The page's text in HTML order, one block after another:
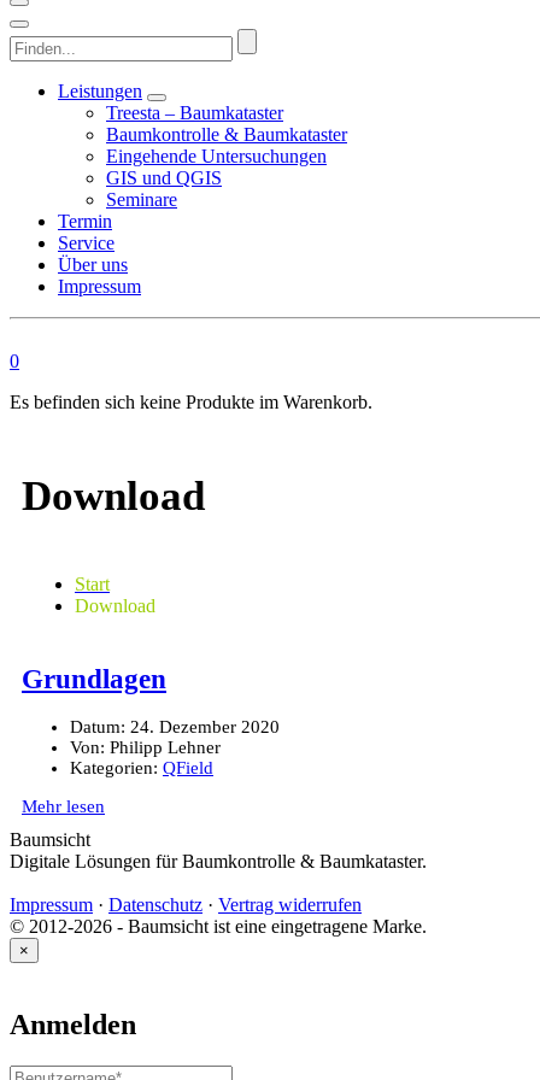
Finden...
Leistungen
Treesta – Baumkataster
Baumkontrolle & Baumkataster
Eingehende Untersuchungen
GIS und QGIS
Seminare
Termin
Service
Über uns
Impressum
0
Es befinden sich keine Produkte im Warenkorb.
Download
Start
Download
Grundlagen
Datum: 24. Dezember 2020
Von: Philipp Lehner
Kategorien: QField
Mehr lesen
Baumsicht
Digitale Lösungen für Baumkontrolle & Baumkataster.
Impressum · Datenschutz · Vertrag widerrufen
© 2012-2026 - Baumsicht ist eine eingetragene Marke.
×
Anmelden
Benutzername